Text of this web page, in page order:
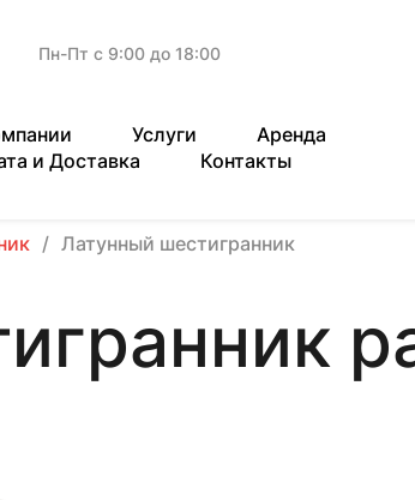
Пн-Пт с 9:00 до 18:00
Услуги
Аренда
и Доставка
Контакты
Латунный шестигранник